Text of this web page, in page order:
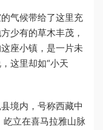
气候带给了这里充
少有的草木丰茂，
座小镇，是一片未
这里却如“小天
境内，号称西藏中
屹立在喜马拉雅山脉